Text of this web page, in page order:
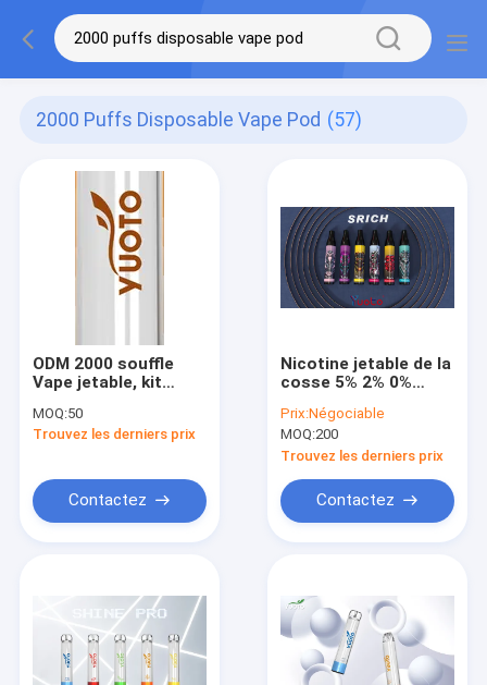
2000 Puffs Disposable Vape Pod (57)
ODM 2000 souffle
Vape jetable, kit
850mAh
MOQ:50
Trouvez les derniers prix
Contactez
Nicotine jetable de la
cosse 5% 2% 0%
de nouveaux souffles
Douane 2000
Prix:Négociable
MOQ:200
Trouvez les derniers prix
Contactez